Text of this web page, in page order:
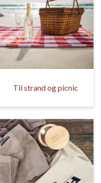
Til strand og picnic